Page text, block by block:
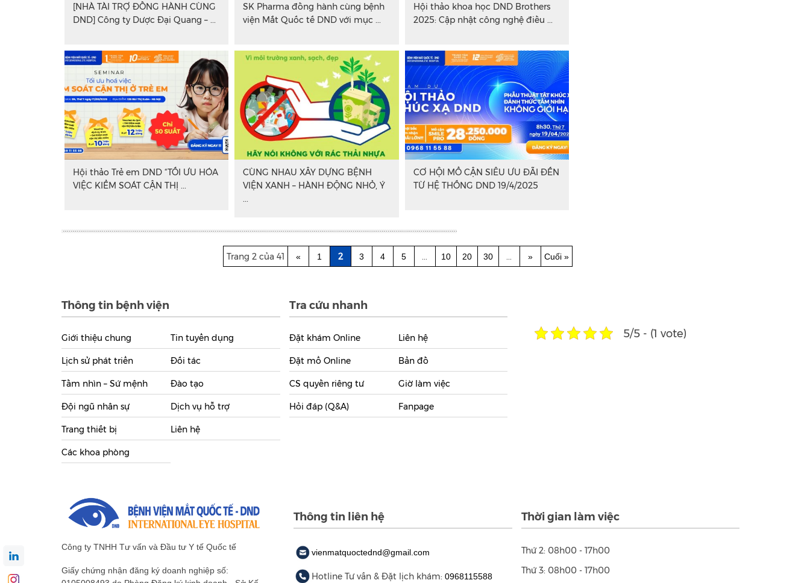
[NHÀ TÀI TRỢ ĐỒNG HÀNH CÙNG
DND] Công ty Dược Đại Quang – ...
SK Pharma đồng hành cùng bệnh
viện Mắt Quốc tế DND với mục ...
Hội thảo khoa học DND Brothers
2025: Cập nhật công nghệ điều ...
Hội thảo Trẻ em DND “TỐI ƯU HÓA
VIỆC KIỂM SOÁT CẬN THỊ ...
CÙNG NHAU XÂY DỰNG BỆNH
VIỆN XANH – HÀNH ĐỘNG NHỎ, Ý
...
CƠ HỘI MỔ CẬN SIÊU ƯU ĐÃI ĐẾN
TỪ HỆ THỐNG DND 19/4/2025
Trang 2 của 41 « 1 2 3 4 5 ... 10 20 30 ... » Cuối »
Thông tin bệnh viện
Giới thiệu chung
Lịch sử phát triển
Tầm nhìn – Sứ mệnh
Đội ngũ nhân sự
Trang thiết bị
Các khoa phòng
Tin tuyển dụng
Đối tác
Đào tạo
Dịch vụ hỗ trợ
Liên hệ
Tra cứu nhanh
Đặt khám Online
Đặt mổ Online
CS quyền riêng tư
Hỏi đáp (Q&A)
Liên hệ
Bản đồ
Giờ làm việc
Fanpage
5/5 - (1 vote)
Công ty TNHH Tư vấn và Đầu tư Y tế Quốc tế
Giấy chứng nhận đăng ký doanh nghiệp số:
Thông tin liên hệ
vienmatquoctednd@gmail.com
Hotline Tư vấn & Đặt lịch khám: 0968115588
Thời gian làm việc
Thứ 2: 08h00 - 17h00
Thứ 3: 08h00 - 17h00